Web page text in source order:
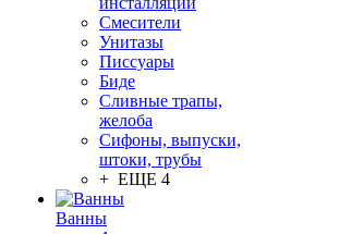
Смесители
Унитазы
Писсуары
Биде
Сливные трапы,
желоба
Сифоны, выпуски,
штоки, трубы
+ ЕЩЕ 4
Ванны